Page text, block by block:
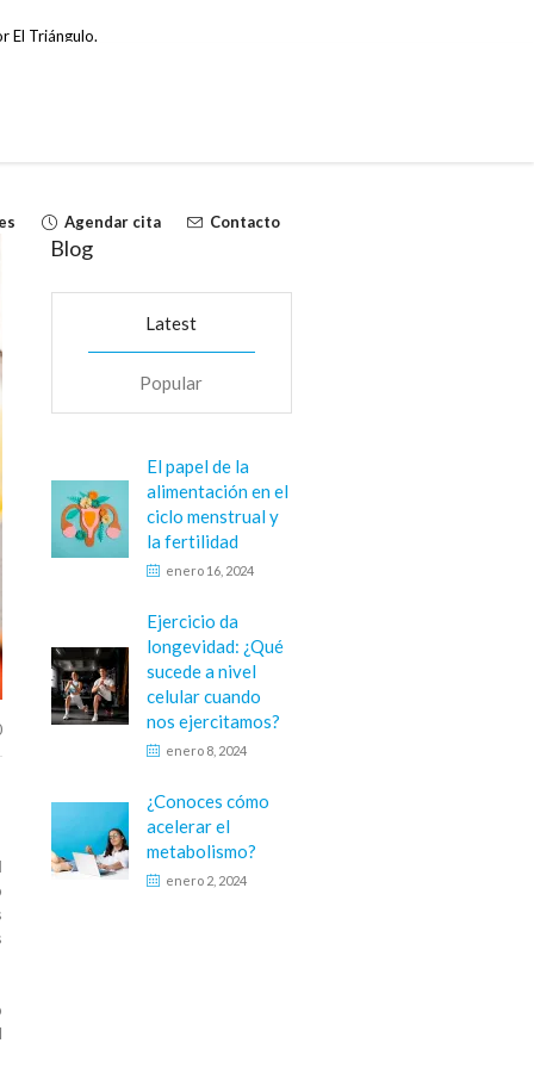
El Triángulo.
Agendar cita Contacto
Blog
Latest
Popular
El papel de la
alimentación en el
ciclo menstrual y
la fertilidad
enero 16, 2024
Ejercicio da
longevidad: ¿Qué
sucede a nivel
celular cuando
nos ejercitamos?
enero 8, 2024
¿Conoces cómo
acelerar el
metabolismo?
enero 2, 2024